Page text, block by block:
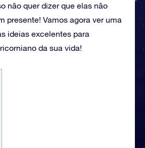
não quer dizer que elas não
presente! Vamos agora ver uma
ideias excelentes para
da sua vida!